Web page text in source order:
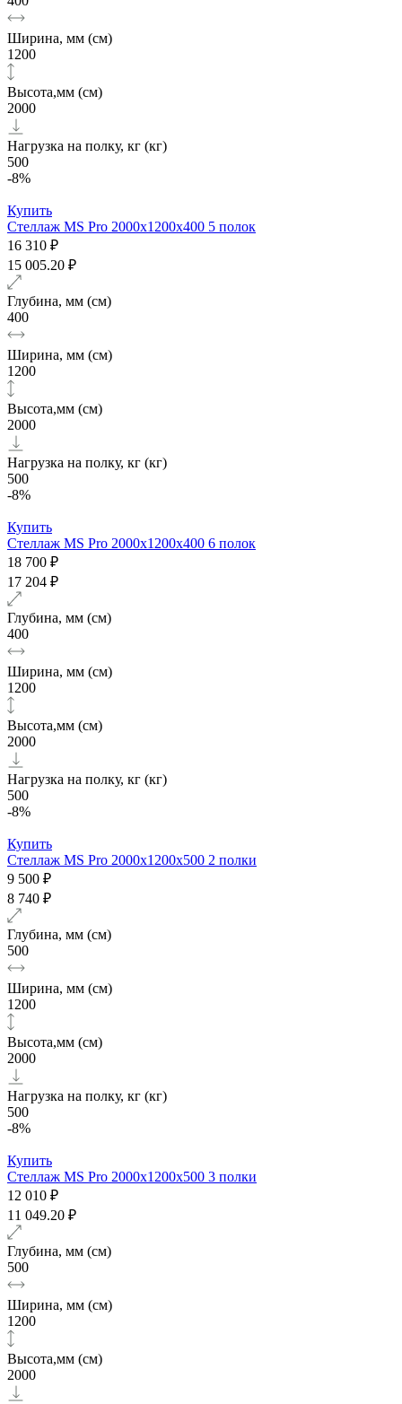
Ширина, мм (см)
1200
Высота,мм (см)
2000
Нагрузка на полку, кг (кг)
500
-8%
Купить
Стеллаж MS Pro 2000х1200x400 5 полок
16 310 ₽
15 005.20 ₽
Глубина, мм (см)
400
Ширина, мм (см)
1200
Высота,мм (см)
2000
Нагрузка на полку, кг (кг)
500
-8%
Купить
Стеллаж MS Pro 2000х1200x400 6 полок
18 700 ₽
17 204 ₽
Глубина, мм (см)
400
Ширина, мм (см)
1200
Высота,мм (см)
2000
Нагрузка на полку, кг (кг)
500
-8%
Купить
Стеллаж MS Pro 2000х1200x500 2 полки
9 500 ₽
8 740 ₽
Глубина, мм (см)
500
Ширина, мм (см)
1200
Высота,мм (см)
2000
Нагрузка на полку, кг (кг)
500
-8%
Купить
Стеллаж MS Pro 2000х1200x500 3 полки
12 010 ₽
11 049.20 ₽
Глубина, мм (см)
500
Ширина, мм (см)
1200
Высота,мм (см)
2000